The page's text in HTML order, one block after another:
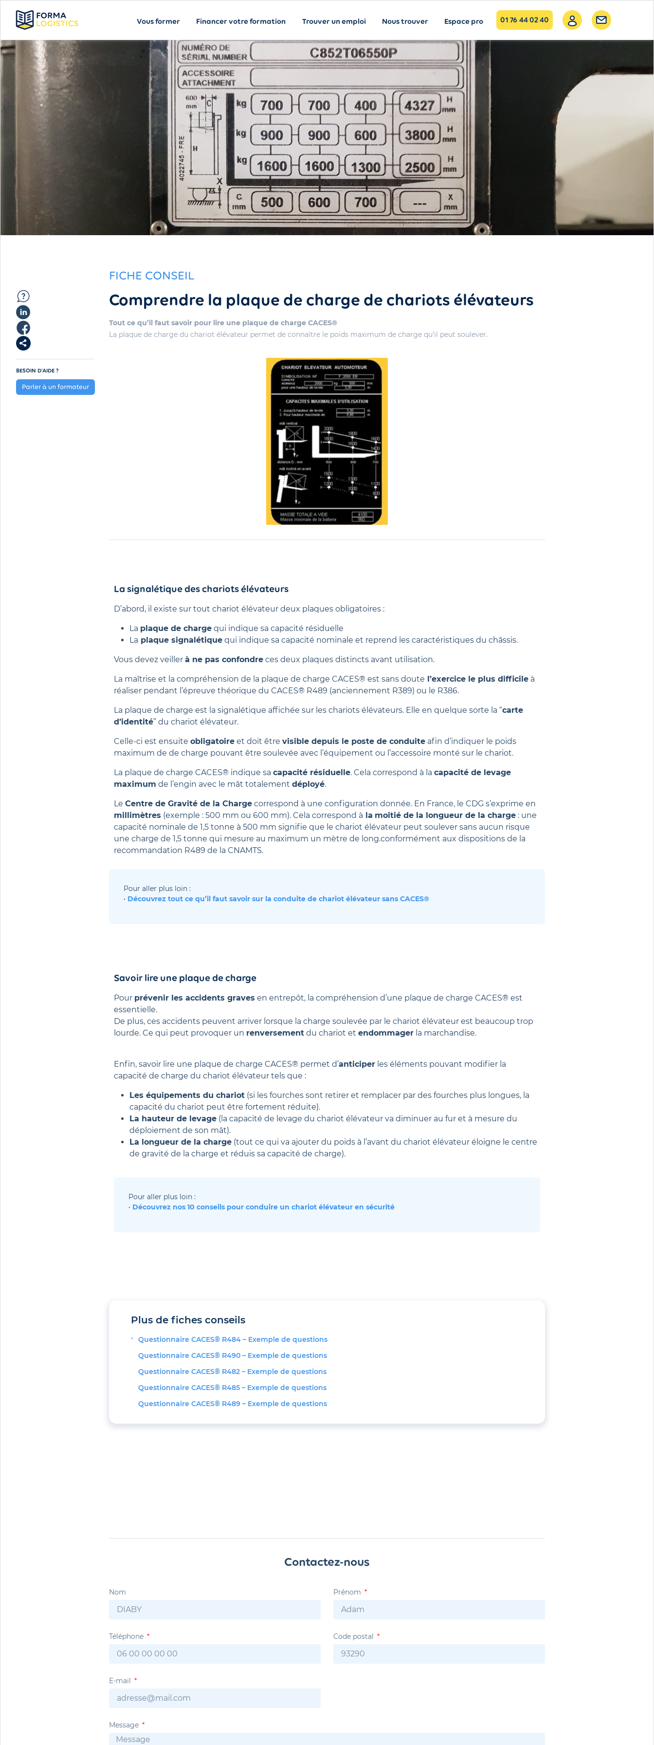
Vous former Financer votre formation Trouver un emploi Nous trouver Espace pro 01 76 44 02 40
BESOIN D'AIDE ?
Parler à un formateur
FICHE CONSEIL
Comprendre la plaque de charge de chariots élévateurs
Tout ce qu’il faut savoir pour lire une plaque de charge CACES®
La plaque de charge du chariot élévateur permet de connaître le poids maximum de charge qu’il peut soulever.
La signalétique des chariots élévateurs
D’abord, il existe sur tout chariot élévateur deux plaques obligatoires :
La plaque de charge qui indique sa capacité résiduelle
La plaque signalétique qui indique sa capacité nominale et reprend les caractéristiques du châssis.
Vous devez veiller à ne pas confondre ces deux plaques distincts avant utilisation.
La maîtrise et la compréhension de la plaque de charge CACES® est sans doute l’exercice le plus difficile à
réaliser pendant l’épreuve théorique du CACES® R489 (anciennement R389) ou le R386.
La plaque de charge est la signalétique affichée sur les chariots élévateurs. Elle en quelque sorte la “carte
d’identité” du chariot élévateur.
Celle-ci est ensuite obligatoire et doit être visible depuis le poste de conduite afin d’indiquer le poids
maximum de de charge pouvant être soulevée avec l’équipement ou l’accessoire monté sur le chariot.
La plaque de charge CACES® indique sa capacité résiduelle. Cela correspond à la capacité de levage
maximum de l’engin avec le mât totalement déployé.
Le Centre de Gravité de la Charge correspond à une configuration donnée. En France, le CDG s’exprime en
millimètres (exemple : 500 mm ou 600 mm). Cela correspond à la moitié de la longueur de la charge : une
capacité nominale de 1,5 tonne à 500 mm signifie que le chariot élévateur peut soulever sans aucun risque
une charge de 1,5 tonne qui mesure au maximum un mètre de long.conformément aux dispositions de la
recommandation R489 de la CNAMTS.
Pour aller plus loin :
• Découvrez tout ce qu’il faut savoir sur la conduite de chariot élévateur sans CACES®
Savoir lire une plaque de charge
Pour prévenir les accidents graves en entrepôt, la compréhension d’une plaque de charge CACES® est
essentielle.
De plus, ces accidents peuvent arriver lorsque la charge soulevée par le chariot élévateur est beaucoup trop
lourde. Ce qui peut provoquer un renversement du chariot et endommager la marchandise.
Enfin, savoir lire une plaque de charge CACES® permet d’anticiper les éléments pouvant modifier la
capacité de charge du chariot élévateur tels que :
Les équipements du chariot (si les fourches sont retirer et remplacer par des fourches plus longues, la
capacité du chariot peut être fortement réduite).
La hauteur de levage (la capacité de levage du chariot élévateur va diminuer au fur et à mesure du
déploiement de son mât).
La longueur de la charge (tout ce qui va ajouter du poids à l’avant du chariot élévateur éloigne le centre
de gravité de la charge et réduis sa capacité de charge).
Pour aller plus loin :
• Découvrez nos 10 conseils pour conduire un chariot élévateur en sécurité
Plus de fiches conseils
Questionnaire CACES® R484 – Exemple de questions
Questionnaire CACES® R490 – Exemple de questions
Questionnaire CACES® R482 – Exemple de questions
Questionnaire CACES® R485 – Exemple de questions
Questionnaire CACES® R489 – Exemple de questions
Contactez-nous
Nom Prénom
Téléphone Code postal
E-mail
Message